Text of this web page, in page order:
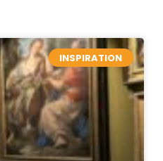
INSPIRATION